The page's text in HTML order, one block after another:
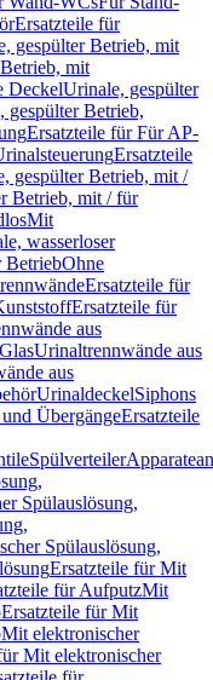
Ersatzteile für
gespülter Betrieb, mit
mit
DeckelUrinale, gespülter
gespülter Betrieb,
Ersatzteile für Für AP-
Ersatzteile
gespülter Betrieb, mit /
Betrieb, mit / für
Mit
wasserloser
BetriebOhne
Ersatzteile für
Ersatzteile für
aus
Urinaltrennwände aus
aus
UrinaldeckelSiphons
ÜbergängeErsatzteile
Spülverteiler
Spülauslösung,
Spülauslösung,
Ersatzteile für Mit
für AufputzMit
Ersatzteile für Mit
Mit elektronischer
Mit elektronischer